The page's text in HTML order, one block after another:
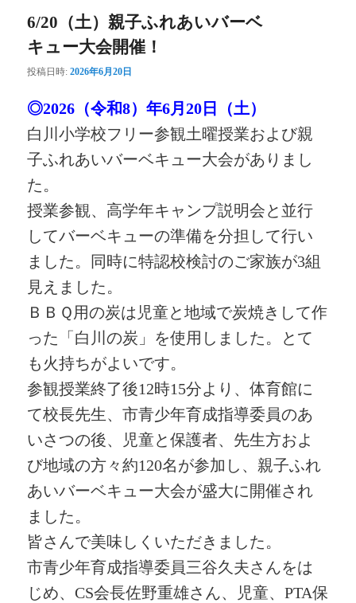
6/20（土）親子ふれあいバーベ
キュー大会開催！
投稿日時:2026年6月20日
◎2026（令和8）年6月20日（土）
白川小学校フリー参観土曜授業および親
子ふれあいバーベキュー大会がありまし
た。
授業参観、高学年キャンプ説明会と並行
してバーベキューの準備を分担して行い
ました。同時に特認校検討のご家族が3組
見えました。
ＢＢＱ用の炭は児童と地域で炭焼きして作
った「白川の炭」を使用しました。とて
も火持ちがよいです。
参観授業終了後12時15分より、体育館に
て校長先生、市青少年育成指導委員のあ
いさつの後、児童と保護者、先生方およ
び地域の方々約120名が参加し、親子ふれ
あいバーベキュー大会が盛大に開催され
ました。
皆さんで美味しくいただきました。
市青少年育成指導委員三谷久夫さんをは
じめ、CS会長佐野重雄さん、児童、PTA保